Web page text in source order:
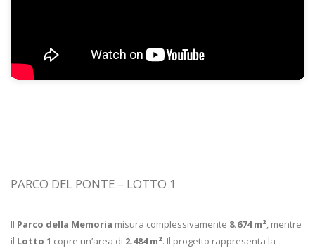
PARCO DEL PONTE – LOTTO 1
Il Parco della Memoria misura complessivamente 8.674 m², mentre
il Lotto 1 copre un’area di 2.484 m². Il progetto rappresenta la